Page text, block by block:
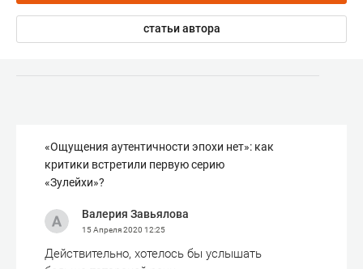
статьи автора
«Ощущения аутентичности эпохи нет»: как
критики встретили первую серию
«Зулейхи»?
Валерия Завьялова
15 Апреля 2020 12:25
Действительно, хотелось бы услышать